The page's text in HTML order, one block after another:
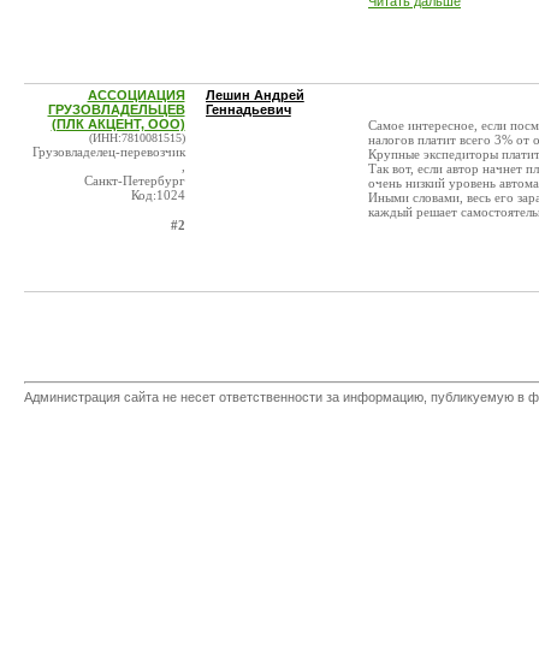
АССОЦИАЦИЯ
ГРУЗОВЛАДЕЛЬЦЕВ
(ПЛК АКЦЕНТ, ООО)
(ИНН:7810081515)
Грузовладелец-перевозчик
Санкт-Петербург
Код:1024
#2
Лешин Андрей
Геннадьевич
Самое интересное, если
налогов платит всего 3% от
Крупные экспедиторы
Так вот, если автор начнет
очень низкий уровень
Иными словами, весь его
каждый решает
Администрация сайта не несет ответственности за информацию, публикуемую